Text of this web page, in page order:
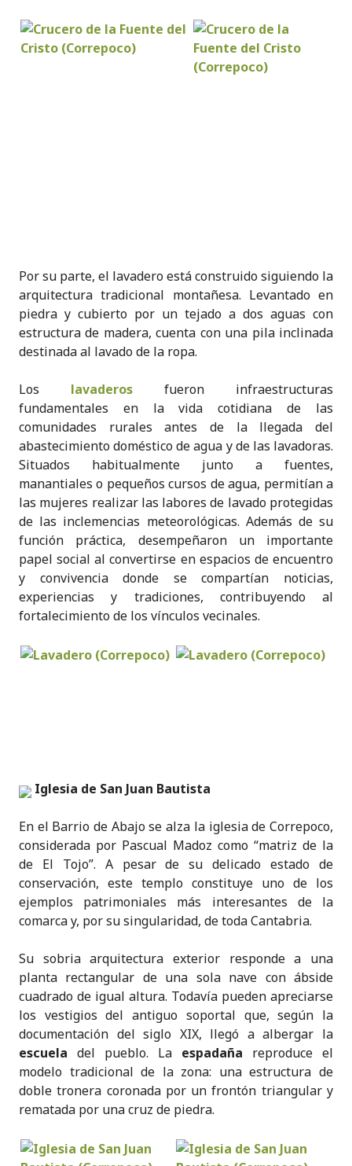
Por su parte, el lavadero está construido siguiendo la
arquitectura tradicional montañesa. Levantado en
piedra y cubierto por un tejado a dos aguas con
estructura de madera, cuenta con una pila inclinada
destinada al lavado de la ropa.
Los lavaderos fueron infraestructuras
fundamentales en la vida cotidiana de las
comunidades rurales antes de la llegada del
abastecimiento doméstico de agua y de las lavadoras.
Situados habitualmente junto a fuentes,
manantiales o pequeños cursos de agua, permitían a
las mujeres realizar las labores de lavado protegidas
de las inclemencias meteorológicas. Además de su
función práctica, desempeñaron un importante
papel social al convertirse en espacios de encuentro
y convivencia donde se compartían noticias,
experiencias y tradiciones, contribuyendo al
fortalecimiento de los vínculos vecinales.
Iglesia de San Juan Bautista
En el Barrio de Abajo se alza la iglesia de Correpoco,
considerada por Pascual Madoz como “matriz de la
de El Tojo”. A pesar de su delicado estado de
conservación, este templo constituye uno de los
ejemplos patrimoniales más interesantes de la
comarca y, por su singularidad, de toda Cantabria.
Su sobria arquitectura exterior responde a una
planta rectangular de una sola nave con ábside
cuadrado de igual altura. Todavía pueden apreciarse
los vestigios del antiguo soportal que, según la
documentación del siglo XIX, llegó a albergar la
escuela del pueblo. La espadaña reproduce el
modelo tradicional de la zona: una estructura de
doble tronera coronada por un frontón triangular y
rematada por una cruz de piedra.